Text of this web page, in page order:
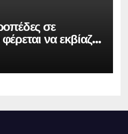
σε
να εκβίαζε
να «θάψει»
– Η παγίδα
η ΕΛ.ΑΣ.